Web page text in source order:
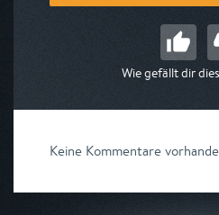
Wie gefällt dir
Keine Kommentare